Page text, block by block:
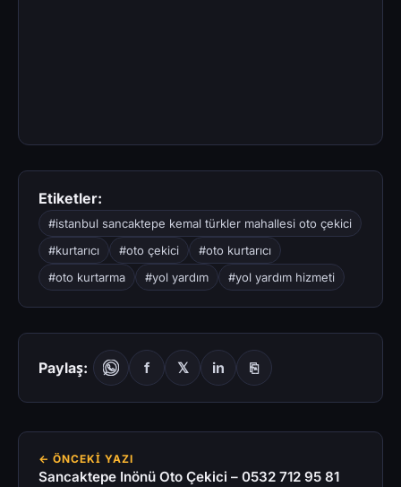
Etiketler:
#istanbul sancaktepe kemal türkler mahallesi oto çekici
#kurtarıcı
#oto çekici
#oto kurtarıcı
#oto kurtarma
#yol yardım #yol yardım hizmeti
Paylaş: f 𝕏 in ⎘
← ÖNCEKI YAZI
Sancaktepe Inönü Oto Çekici – 0532 712 95 81